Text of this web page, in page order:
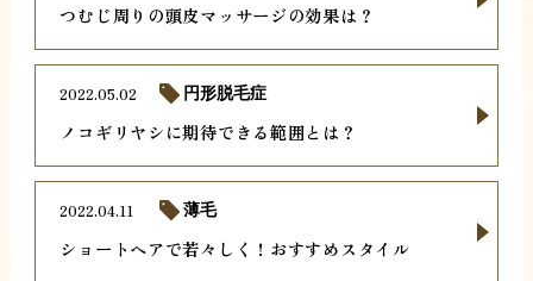
つむじ周りの頭皮マッサージの効果は？
ノコギリヤシに期待できる範囲とは？
2022.05.02 円形脱毛症
ショートヘアで若々しく！おすすめスタイル
2022.04.11 薄毛